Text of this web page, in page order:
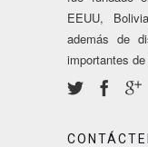
EEUU,
además de
importantes